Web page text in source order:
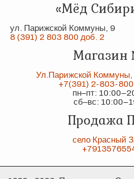
«Мёд
ул. Парижской Коммуны, 9
8 (391) 2 803 800 доб. 2
Магазин
Ул.Парижской Коммуны,
+7(391) 2-803-
пн–пт:
сб–вс:
Продажа
село Красный